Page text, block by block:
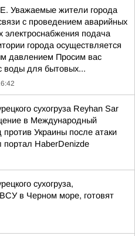
жители города
с проведением аварийных
электроснабжения подача
города осуществляется
давлением Просим вас
воды для бытовых...
сухогруза Reyhan Sar
в Международный
против Украины после атаки
HaberDenizde
сухогруза,
ВСУ в Черном море, готовят